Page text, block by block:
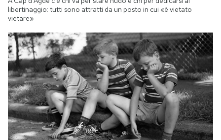
libertinaggio: tutti sono attratti da un posto in cui «è vietato
vietare»